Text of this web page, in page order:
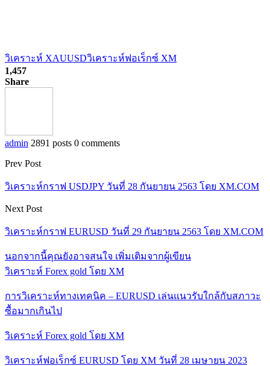
วิเคราะห์ XAUUSDวิเคราะห์ฟอเร็กซ์ XM
1,457
Share
admin 2891 posts 0 comments
Prev Post
วิเคราะห์กราฟ USDJPY วันที่ 28 กันยายน 2563 โดย XM.COM
Next Post
วิเคราะห์กราฟ EURUSD วันที่ 29 กันยายน 2563 โดย XM.COM
นอกจากนี้คุณยังอาจสนใจ เพิ่มเติมจากผู้เขียน
วิเคราะห์ Forex gold โดย XM
การวิเคราะห์ทางเทคนิค – EURUSD เล่นแนวรับใกล้กับสภาวะ
ซื้อมากเกินไป
วิเคราะห์ Forex gold โดย XM
วิเคราะห์ฟอเร็กซ์ EURUSD โดย XM วันที่ 28 เมษายน 2023